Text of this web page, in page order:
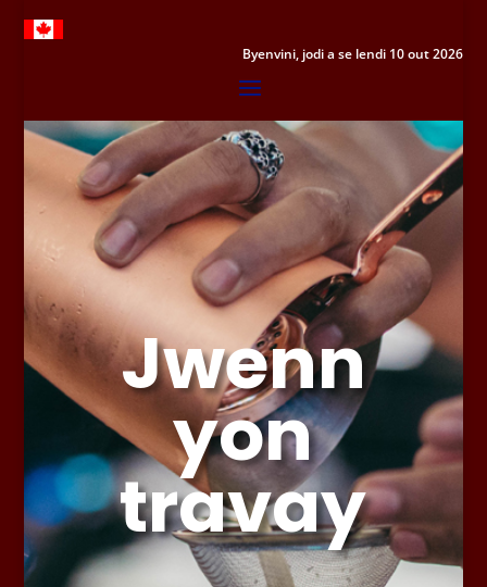
Byenvini, jodi a se lendi 10 out 2026
Jwenn
yon
travay